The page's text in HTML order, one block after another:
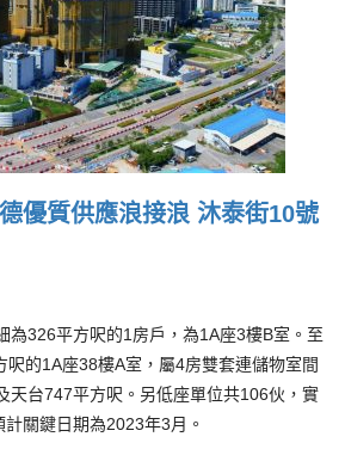
優質供應浪接浪 沐泰街10號
為326平方呎的1房戶，為1A座3樓B室。至
的1A座38樓A室，屬4房雙套連儲物室間
天台747平方呎。另低座單位共106伙，實
關鍵日期為2023年3月。